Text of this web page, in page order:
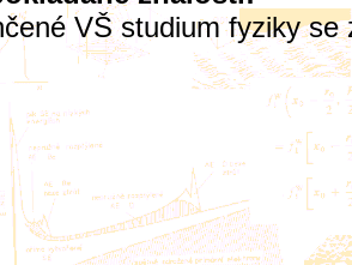
VŠ studium fyziky